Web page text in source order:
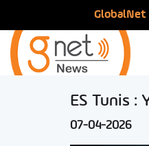
GlobalNet
ES Tunis :
07-04-2026